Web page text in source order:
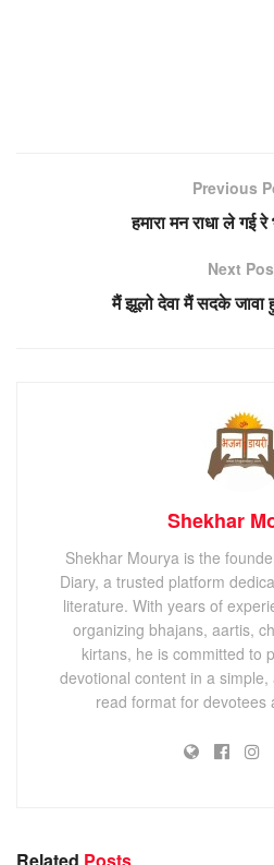
Previous
हमारा मन राधा ले गई
Next
मैं झूलो देवा मैं सदके जावा
Shekhar
Shekhar Mourya is the
Diary, a trusted platform
literature. With years of
organizing bhajans, aartis,
kirtans, he is committed to
devotional content in a
read format for devotees